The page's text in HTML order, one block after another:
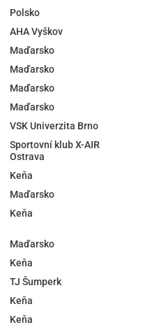
Polsko
AHA Vyškov
Maďarsko
Maďarsko
Maďarsko
Maďarsko
VSK Univerzita Brno
Sportovní klub X-AIR
Ostrava
Keňa
Maďarsko
Keňa
Maďarsko
Keňa
TJ Šumperk
Keňa
Keňa